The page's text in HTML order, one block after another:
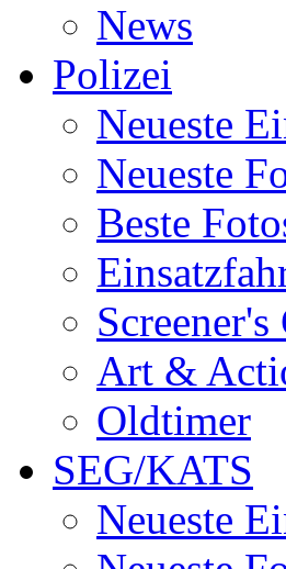
News
Polizei
Neueste
Neueste
Beste
Art &
Oldtimer
SEG/KATS
Neueste